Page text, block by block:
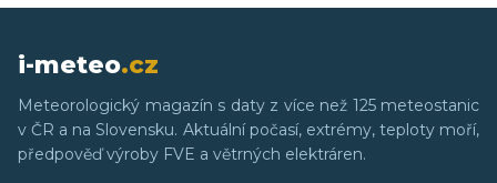
i-meteo.cz
Meteorologický magazín s daty z více než 125 meteostanic
v ČR a na Slovensku. Aktuální počasí, extrémy, teploty moří,
předpověď výroby FVE a větrných elektráren.